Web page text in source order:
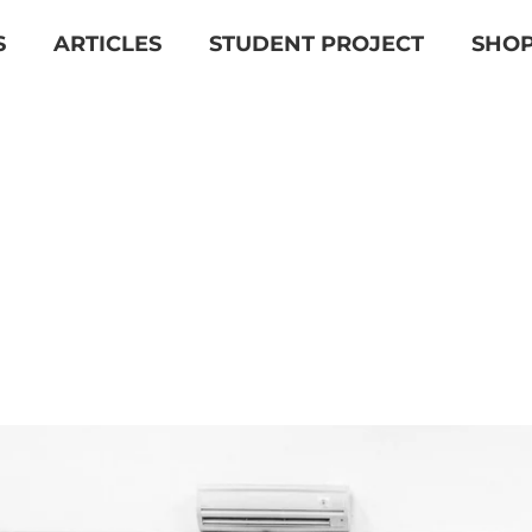
ARTICLES STUDENT PROJECT